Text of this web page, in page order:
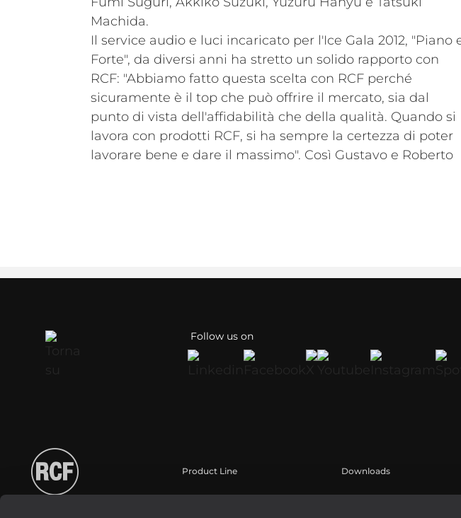
Machida.
Il service audio e luci incaricato per l'Ice Gala 2012, "Piano
Forte", da diversi anni ha stretto un solido rapporto con
RCF: "Abbiamo fatto questa scelta con RCF perché
sicuramente è il top che può offrire il mercato, sia dal
punto di vista dell'affidabilità che della qualità. Quando si
lavora con prodotti RCF, si ha sempre la certezza di poter
lavorare bene e dare il massimo". Così Gustavo e Roberto
Follow us on
Product Line Downloads